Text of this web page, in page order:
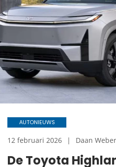
De Toyota
AUTONIEUWS
12 februari 2026 Daan Weber